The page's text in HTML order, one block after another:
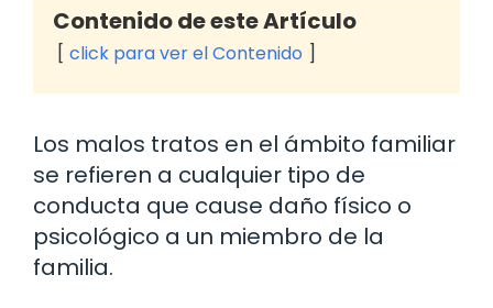
Contenido de este Artículo
click para ver el Contenido
Los malos tratos en el ámbito familiar
se refieren a cualquier tipo de
conducta que cause daño físico o
psicológico a un miembro de la
familia.